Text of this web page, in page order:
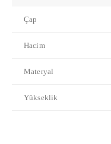
Çap
Hacim
Materyal
Yükseklik